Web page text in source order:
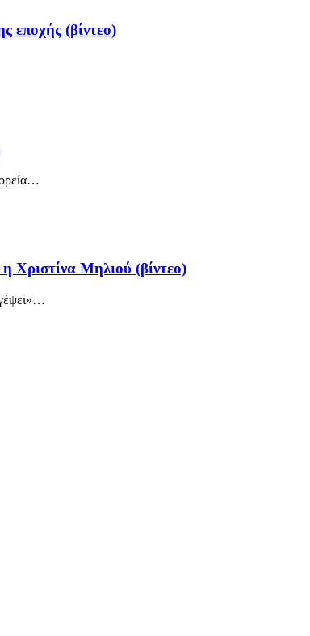
εποχής (βίντεο)
…
Χριστίνα Μηλιού (βίντεο)
…